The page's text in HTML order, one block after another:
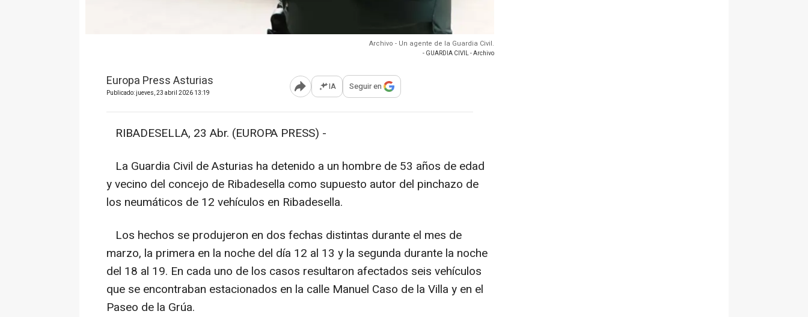
Archivo - Un agente de la Guardia Civil.
- GUARDIA CIVIL - Archivo
Europa Press Asturias
Publicado: jueves, 23 abril 2026 13:19 Abrir opciones para compartir
IA Seguir en
RIBADESELLA, 23 Abr. (EUROPA PRESS) -
La Guardia Civil de Asturias ha detenido a un hombre de 53 años de edad
y vecino del concejo de Ribadesella como supuesto autor del pinchazo de
los neumáticos de 12 vehículos en Ribadesella.
Los hechos se produjeron en dos fechas distintas durante el mes de
marzo, la primera en la noche del día 12 al 13 y la segunda durante la noche
del 18 al 19. En cada uno de los casos resultaron afectados seis vehículos
que se encontraban estacionados en la calle Manuel Caso de la Villa y en el
Paseo de la Grúa.